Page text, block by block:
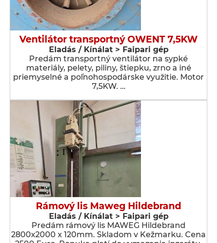
Ventilátor transportný OWENT 7,5KW
Eladás / Kínálat > Faipari gép
Predám transportný ventilátor na sypké
materiály, pelety, piliny, štiepku, zrno a iné
priemyselné a poľnohospodárske využitie. Motor
7,5KW. …
Rámový lis Maweg Hildebrand
Eladás / Kínálat > Faipari gép
Predám rámový lis MAWEG Hildebrand
2800x2000 x 120mm. Skladom v Kežmarku. Cena